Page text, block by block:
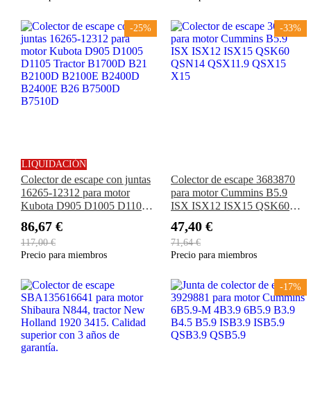
-25%
LIQUIDACIÓN
Colector de escape con juntas
16265-12312 para motor
Kubota D905 D1005 D1105
B2100E B2400D B2400E
B26 B7500D B7510D
86,67 €
117,00 €
Precio para miembros
-33%
Colector de escape 3683870
para motor Cummins B5.9
ISX ISX12 ISX15 QSK60
X15
47,40 €
71,64 €
Precio para miembros
-17%